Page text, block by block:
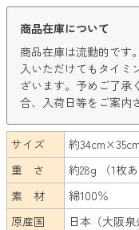
商品在庫について
商品在庫は流動的です
入いただけてもタイミ
ざいます。予めご了承
合、入荷日等をご案内
サイズ
約34cm×35cm
重 さ
約28g （1枚あ
素 材
綿100％
原産国
日本（大阪泉